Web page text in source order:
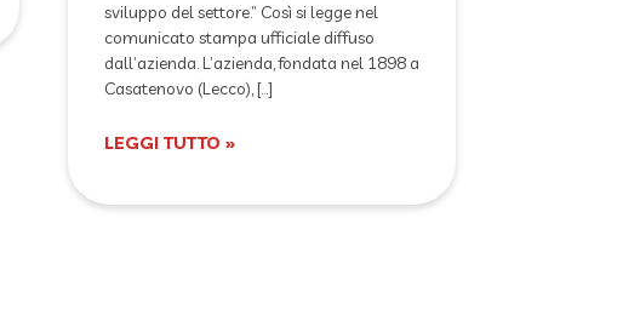
sviluppo del settore.” Così si legge nel
comunicato stampa ufficiale diffuso
dall’azienda. L’azienda, fondata nel 1898 a
Casatenovo (Lecco), […]
LEGGI TUTTO »